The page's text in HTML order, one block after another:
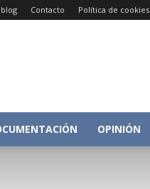
Contacto Política de cookies
Conversacion
OPINIÓN